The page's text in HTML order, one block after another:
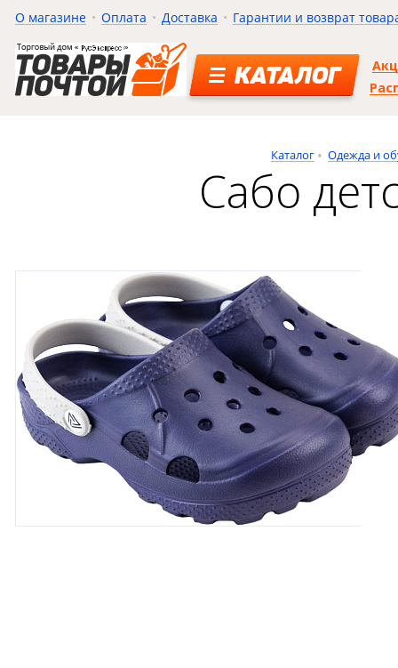
О магазине Оплата Доставка Гарантии и возврат
КАТАЛОГ
Каталог Одежда и
Сабо